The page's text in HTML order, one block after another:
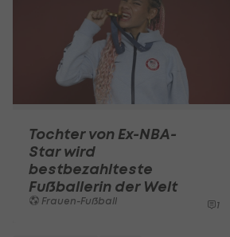
Tochter von Ex-NBA-
Star wird
bestbezahlteste
Fußballerin der Welt
Frauen-Fußball 1